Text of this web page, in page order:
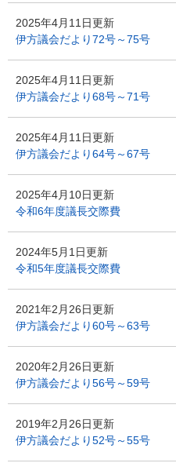
2025年4月11日更新
伊方議会だより72号～75号
2025年4月11日更新
伊方議会だより68号～71号
2025年4月11日更新
伊方議会だより64号～67号
2025年4月10日更新
令和6年度議長交際費
2024年5月1日更新
令和5年度議長交際費
2021年2月26日更新
伊方議会だより60号～63号
2020年2月26日更新
伊方議会だより56号～59号
2019年2月26日更新
伊方議会だより52号～55号